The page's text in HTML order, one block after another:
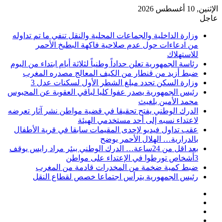
الإثنين, 10 أغسطس 2026
عاجل
وزارة الداخلية والجماعات المحلية والنقل تنفي ما تم تداوله
من ادعاءات حول عدم صلاحية فاكهة البطيخ الأحمر
للاستهلاك
رئاسة الجمهورية تعلن حداداً وطنياً لثلاثة أيام ابتداء من اليوم
ضبط أزيد من قنطار من الكيف المعالج مصدره المغرب
وزارة السكن تحدد مبلغ الشطر الأول لسكنات عدل 3
رئيس الجمهورية يصدر عفوا كليا لباقي العقوبة عن المحبوس
محمد الأمين بلغيث
الدرك الوطني يفتح تحقيقا في قضية مواطن نشر آثار تعرضه
لاعتداء نسبه إلى أحد مستخدمي الهيئة
عقب تداول فيديو لإحدى المقيمات سابقا في قرية الأطفال
بالدرارية… الهلال الأحمر يوضح
بعد اقل من 24ساعة… الدرك الوطني ببئر مراد رايس يوقف
3أشخاص تورطوا في الإعتداء على مواطن
ضبط كمية ضخمة من المخدرات قادمة من المغرب
رئيس الجمهورية يترأس اجتماعا خصص لقطاع النقل